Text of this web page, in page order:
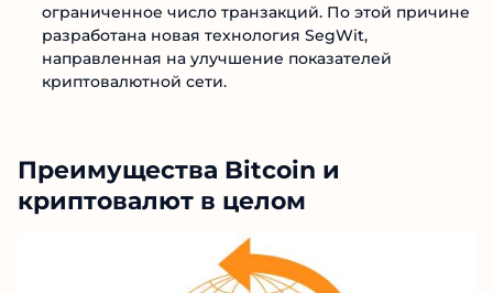
ограниченное число транзакций. По этой причине
разработана новая технология SegWit,
направленная на улучшение показателей
криптовалютной сети.
Преимущества Bitcoin и
криптовалют в целом